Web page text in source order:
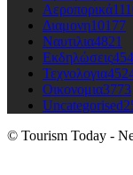
Αεροπορικά
Διαμονη10177
Ναυτιλια4821
Εκδηλώσεις
Τεχνολογια
Οικονομια3773
Uncategorised
© Tourism Today -